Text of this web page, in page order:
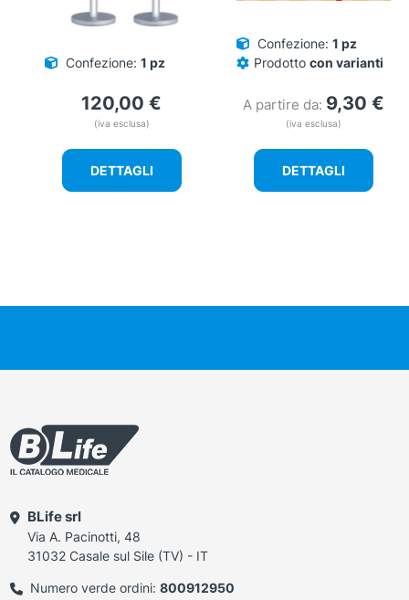
Confezione: 1 pz
120,00 €
(iva esclusa)
DETTAGLI
Confezione: 1 pz
Prodotto con varianti
A partire da: 9,30 €
(iva esclusa)
DETTAGLI
BLife srl
Via A. Pacinotti, 48
31032 Casale sul Sile (TV) - IT
Numero verde ordini: 800912950